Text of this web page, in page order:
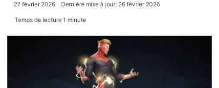
27 février 2026 Dernière mise à jour: 26 février 2026
Temps de lecture 1 minute